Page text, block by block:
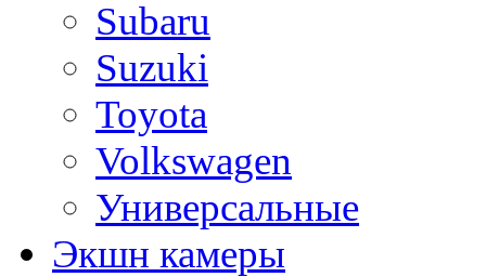
Subaru
Suzuki
Toyota
Volkswagen
Универсальные
Экшн камеры